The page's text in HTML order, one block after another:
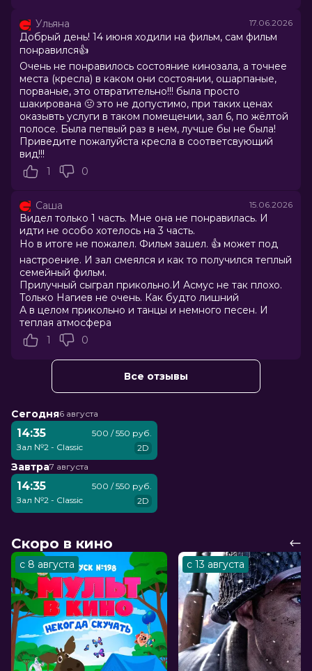
Оценка
Год
2026
Страна
Слоган
—
Режиссер
Клим Шипенко
Актеры
Милош Бикович, Павел Прилучный,
Кристина Асмус, Иван Охлобыстин,
Александр Самойленко, Мария
Миронова, Ольга Дибцева, Наталья
Рогожкина, Сергей Соцердотский,
Продюсеры
Сценаристы
Савва Минаев, Клим Шипенко,
Максим Кудымов
Жанр
комедия, приключения
Бюджет
1 200 000 000 руб.
Длительность
2 ч 6 мин
В прокате
с 11 июня до 7 августа
Меморандум
до 17 июня
Пушкинская картаМожно оплатить
Ульяна 17.06.2026
Добрый день! 14 июня ходили на фильм, сам фильм
понравился👍
Очень не понравилось состояние кинозала, а точнее
места (кресла) в каком они состоянии, ошарпаные,
порваные, это отвратительно!!! была просто
шакирована 🤢 это не допустимо, при таких ценах
оказывть услуги в таком помещении, зал 6, по жёлтой
полосе. Была пепвый раз в нем, лучше бы не была!
Приведите пожалуйста кресла в соответсвующий
вид!!!
1
0
Саша 15.06.2026
Видел только 1 часть. Мне она не понравилась. И
идти не особо хотелось на 3 часть.
Но в итоге не пожалел. Фильм зашел. 👍 может под
настроение. И зал смеялся и как то получился теплый
семейный фильм.
Прилучный сыграл прикольно.И Асмус не так плохо.
Только Нагиев не очень. Как будто лишний
А в целом прикольно и танцы и немного песен. И
теплая атмосфера
1
0
Все отзывы
Сегодня6 августа
14:35
Зал №2 - Classic
500 / 550 руб.
2D
Завтра7 августа
14:35
Зал №2 - Classic
500 / 550 руб.
2D
Скоро в кино
с 8 августа с 13 августа